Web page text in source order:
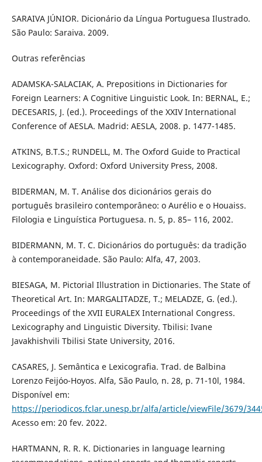
SARAIVA JÚNIOR. Dicionário da Língua Portuguesa Ilustrado.
São Paulo: Saraiva. 2009.
Outras referências
ADAMSKA-SALACIAK, A. Prepositions in Dictionaries for
Foreign Learners: A Cognitive Linguistic Look. In: BERNAL, E.;
DECESARIS, J. (ed.). Proceedings of the XXIV International
Conference of AESLA. Madrid: AESLA, 2008. p. 1477-1485.
ATKINS, B.T.S.; RUNDELL, M. The Oxford Guide to Practical
Lexicography. Oxford: Oxford University Press, 2008.
BIDERMAN, M. T. Análise dos dicionários gerais do
português brasileiro contemporâneo: o Aurélio e o Houaiss.
Filologia e Linguística Portuguesa. n. 5, p. 85– 116, 2002.
BIDERMANN, M. T. C. Dicionários do português: da tradição
à contemporaneidade. São Paulo: Alfa, 47, 2003.
BIESAGA, M. Pictorial Illustration in Dictionaries. The State of
Theoretical Art. In: MARGALITADZE, T.; MELADZE, G. (ed.).
Proceedings of the XVII EURALEX International Congress.
Lexicography and Linguistic Diversity. Tbilisi: Ivane
Javakhishvili Tbilisi State University, 2016.
CASARES, J. Semântica e Lexicografia. Trad. de Balbina
Lorenzo Feijóo-Hoyos. Alfa, São Paulo, n. 28, p. 71-10l, 1984.
Disponível em:
https://periodicos.fclar.unesp.br/alfa/article/viewFile/3679/
Acesso em: 20 fev. 2022.
HARTMANN, R. R. K. Dictionaries in language learning